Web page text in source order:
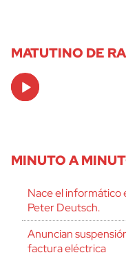
MATUTINO DE
Audio
Player
MINUTO A
Nace el informático
Peter Deutsch.
Anuncian
factura eléctrica